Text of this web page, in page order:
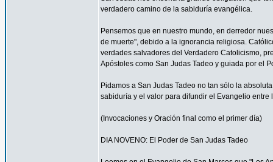
verdadero camino de la sabiduría evangélica.
Pensemos que en nuestro mundo, en derredor
de muerte", debido a la ignorancia religiosa.
verdades salvadores del Verdadero Catolicismo,
Apóstoles como San Judas Tadeo y guiada por el
Pidamos a San Judas Tadeo no tan sólo la
sabiduría y el valor para difundir el Evangelio entre
(Invocaciones y Oración final como el primer día)
DIA NOVENO: El Poder de San Judas Tadeo